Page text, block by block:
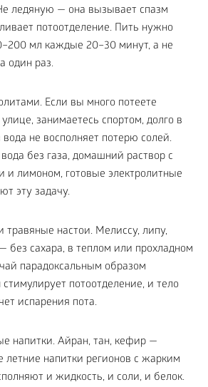
ледяную — она вызывает спазм
потоотделение. Пить нужно
мл каждые 20–30 минут, а не
один раз.
Если вы много потеете
занимаетесь спортом, долго в
вода не восполняет потерю солей.
без газа, домашний раствор с
и лимоном, готовые электролитные
эту задачу.
травяные настои. Мелиссу, липу,
без сахара, в теплом или прохладном
парадоксальным образом
потоотделение, и тело
испарения пота.
напитки. Айран, тан, кефир —
летние напитки регионов с жарким
и жидкость, и соли, и белок.